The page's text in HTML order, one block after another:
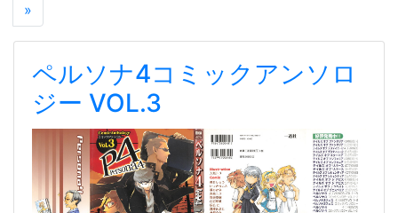
»
ペルソナ4コミックアンソロ
ジー VOL.3